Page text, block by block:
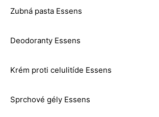
Zubná pasta Essens
Deodoranty Essens
Krém proti celulitíde Essens
Sprchové gély Essens